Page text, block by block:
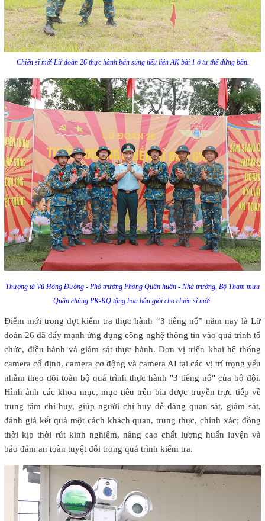
Chiến sĩ mới Lữ đoàn 26 thực hành bắn súng tiểu liên AK bài 1 ở tư thế đứng bắn.
Thượng tá Vũ Hồng Đường - Phó trưởng Phòng Quân huấn - Nhà trường, Bộ Tham mưu
Quân chủng PK-KQ tặng hoa bắn giỏi cho chiến sĩ mới.
Điểm mới trong đợt kiểm tra thực hành “3 tiếng nổ” năm nay là Lữ
đoàn 26 đã đẩy mạnh ứng dụng công nghệ thông tin vào quá trình tổ
chức, điều hành và giám sát thực hành. Đơn vị triển khai hệ thống
camera cố định, camera cơ động và camera AI tại các vị trí trọng yếu
nhằm theo dõi toàn bộ quá trình thực hành "3 tiếng nổ" của bộ đội.
Hình ảnh các khoa mục, mục tiêu trên bia được truyền trực tiếp về
trung tâm chỉ huy, giúp người chỉ huy dễ dàng quan sát, giám sát,
đánh giá kết quả một cách khách quan, trung thực, chính xác; đồng
thời kịp thời rút kinh nghiệm, nâng cao chất lượng huấn luyện và
bảo đảm an toàn tuyệt đối trong quá trình kiểm tra.